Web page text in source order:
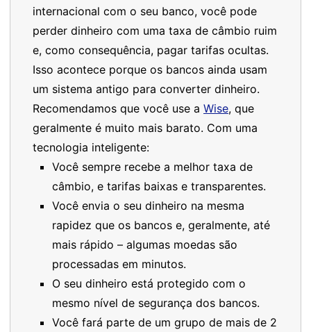
internacional com o seu banco, você pode
perder dinheiro com uma taxa de câmbio ruim
e, como consequência, pagar tarifas ocultas.
Isso acontece porque os bancos ainda usam
um sistema antigo para converter dinheiro.
Recomendamos que você use a Wise, que
geralmente é muito mais barato. Com uma
tecnologia inteligente:
Você sempre recebe a melhor taxa de
câmbio, e tarifas baixas e transparentes.
Você envia o seu dinheiro na mesma
rapidez que os bancos e, geralmente, até
mais rápido – algumas moedas são
processadas em minutos.
O seu dinheiro está protegido com o
mesmo nível de segurança dos bancos.
Você fará parte de um grupo de mais de 2